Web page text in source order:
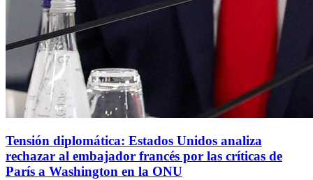
Tensión diplomática: Estados Unidos analiza
rechazar al embajador francés por las críticas de
París a Washington en la ONU